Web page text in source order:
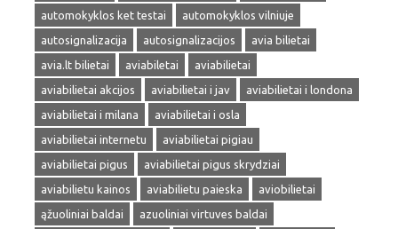
automokyklos ket testai
automokyklos vilniuje
autosignalizacija
autosignalizacijos
avia bilietai
avia.lt bilietai
aviabiletai
aviabilietai
aviabilietai akcijos
aviabilietai i jav
aviabilietai i londona
aviabilietai i milana
aviabilietai i osla
aviabilietai internetu
aviabilietai pigiau
aviabilietai pigus
aviabilietai pigus skrydziai
aviabilietu kainos
aviabilietu paieska
aviobilietai
ąžuoliniai baldai
azuoliniai virtuves baldai